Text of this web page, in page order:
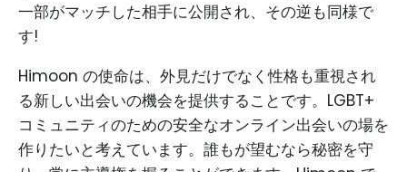
一部がマッチした相手に公開され、その逆も同様で
す!
Himoon の使命は、外見だけでなく性格も重視され
る新しい出会いの機会を提供することです。LGBT+
コミュニティのための安全なオンライン出会いの場を
作りたいと考えています。誰もが望むなら秘密を守